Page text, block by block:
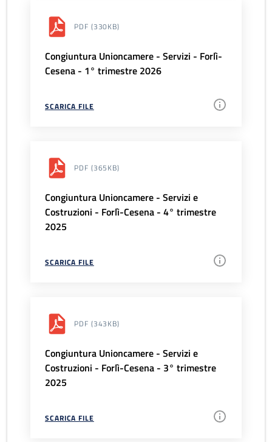
PDF (330KB)
Congiuntura Unioncamere - Servizi - Forlì-
Cesena - 1° trimestre 2026
SCARICA FILE
PDF (365KB)
Congiuntura Unioncamere - Servizi e
Costruzioni - Forlì-Cesena - 4° trimestre
2025
SCARICA FILE
PDF (343KB)
Congiuntura Unioncamere - Servizi e
Costruzioni - Forlì-Cesena - 3° trimestre
2025
SCARICA FILE